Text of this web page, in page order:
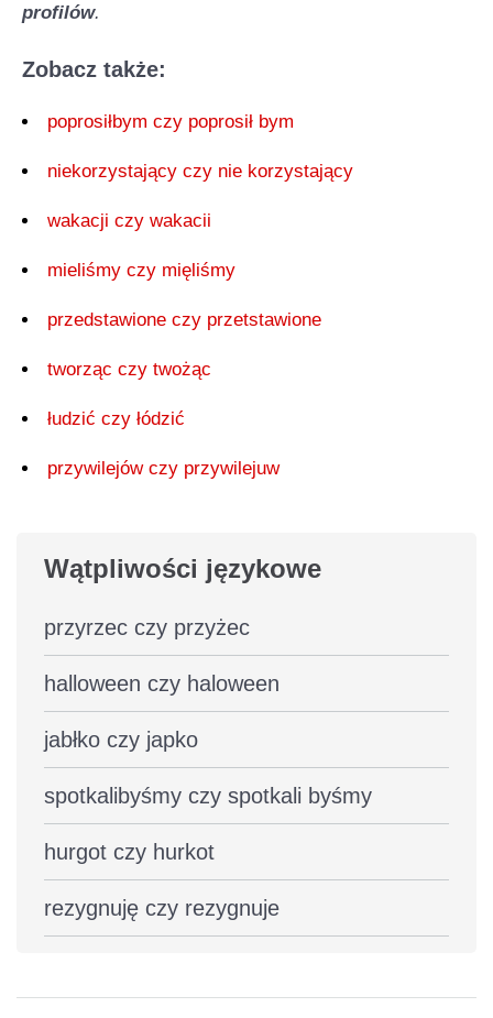
profilów.
Zobacz także:
poprosiłbym czy poprosił bym
niekorzystający czy nie korzystający
wakacji czy wakacii
mieliśmy czy mięliśmy
przedstawione czy przetstawione
tworząc czy twożąc
łudzić czy łódzić
przywilejów czy przywilejuw
Wątpliwości językowe
przyrzec czy przyżec
halloween czy haloween
jabłko czy japko
spotkalibyśmy czy spotkali byśmy
hurgot czy hurkot
rezygnuję czy rezygnuje